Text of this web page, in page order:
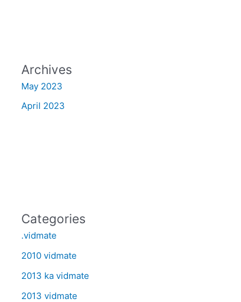
Archives
May 2023
April 2023
Categories
.vidmate
2010 vidmate
2013 ka vidmate
2013 vidmate